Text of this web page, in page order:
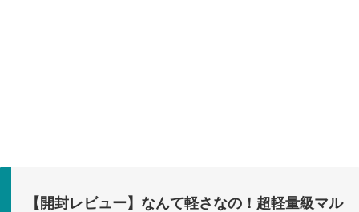
【開封レビュー】なんて軽さなの！超軽量級マル